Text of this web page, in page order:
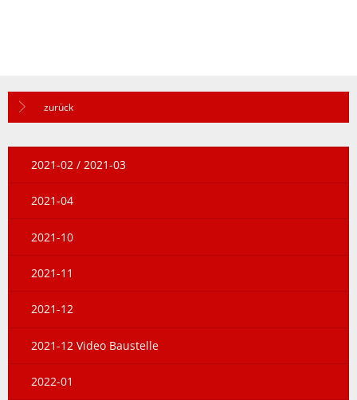
zurück
2021-02 / 2021-03
2021-04
2021-10
2021-11
2021-12
2021-12 Video Baustelle
2022-01